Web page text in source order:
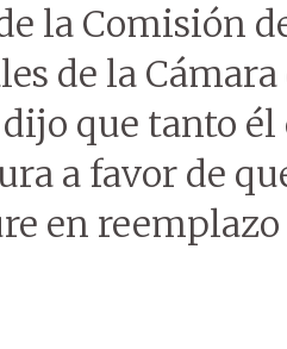
la Comisión
de la Cámara
que tanto
a favor de
en